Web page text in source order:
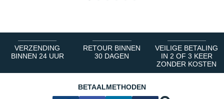
VERZENDING
BINNEN 24 UUR
RETOUR BINNEN
30 DAGEN
VEILIGE BETALING
IN 2 OF 3 KEER
ZONDER KOSTEN
BETAALMETHODEN